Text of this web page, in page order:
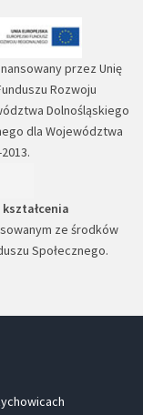
przez Unię
Rozwoju
Dolnośląskiego
dla Województwa
ze środków
Społecznego.